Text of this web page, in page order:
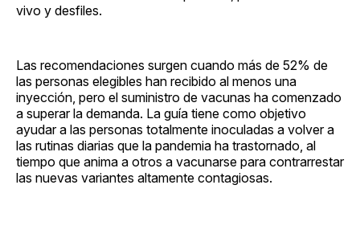
vivo y desfiles.
Las recomendaciones surgen cuando más de 52% de
las personas elegibles han recibido al menos una
inyección, pero el suministro de vacunas ha comenzado
a superar la demanda. La guía tiene como objetivo
ayudar a las personas totalmente inoculadas a volver a
las rutinas diarias que la pandemia ha trastornado, al
tiempo que anima a otros a vacunarse para contrarrestar
las nuevas variantes altamente contagiosas.